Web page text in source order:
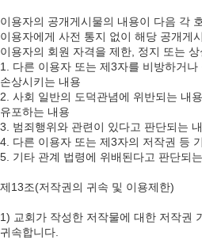
이용자의 공개게시물의 내용이 다음 각
이용자에게 사전 통지 없이 해당 공개게
이용자의 회원 자격을 제한, 정지 또는 상
1. 다른 이용자 또는 제3자를 비방하거
손상시키는 내용
2. 사회 일반의 도덕관념에 위반되는 내
유포하는 내용
3. 범죄행위와 관련이 있다고 판단되는
4. 다른 이용자 또는 제3자의 저작권 등
5. 기타 관계 법령에 위배된다고 판단되
제13조(저작권의 귀속 및 이용제한)
1) 교회가 작성한 저작물에 대한 저작권
귀속합니다.